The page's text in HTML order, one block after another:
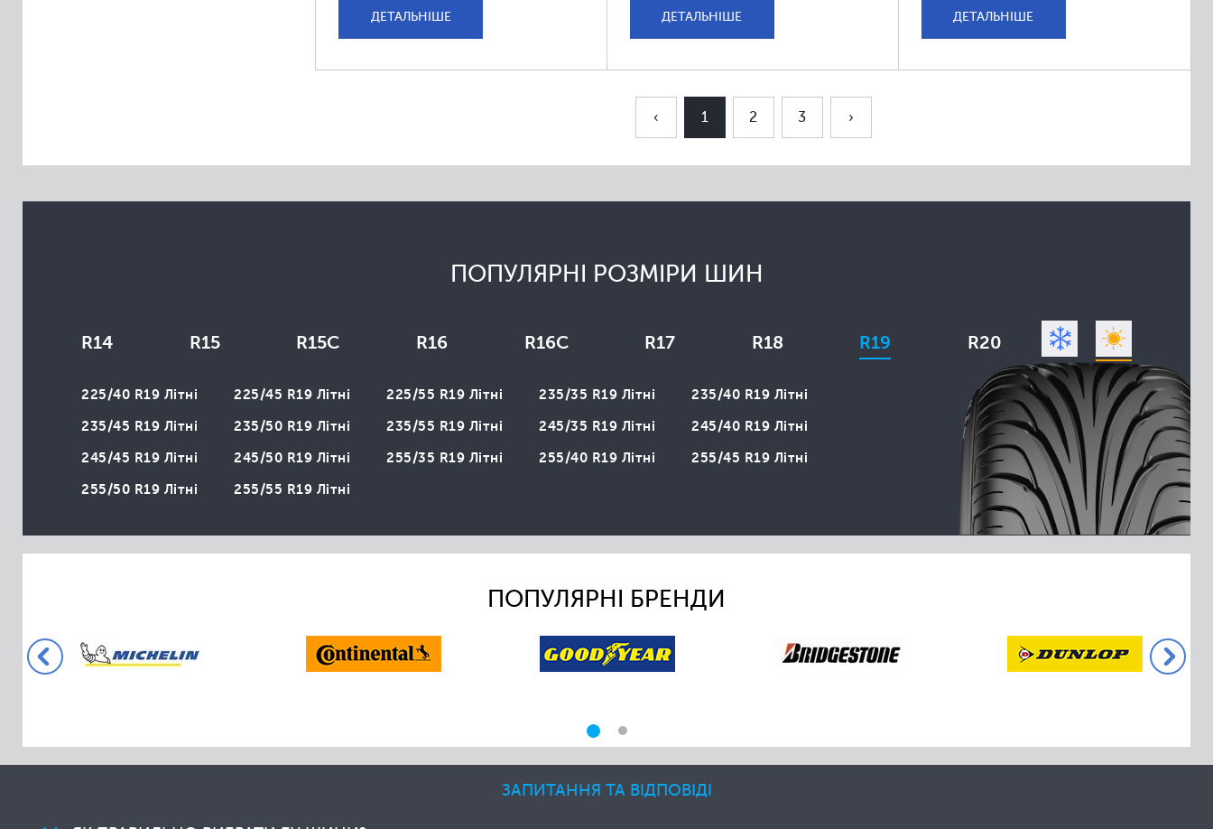
ЗАПИТАННЯ ТА ВІДПОВІДІ
Austone
Brasa
Champiro
Collins
Comforser
Compasal
Delinte
Diplomat
ДЕТАЛЬНІШЕ ДЕТАЛЬНІШЕ ДЕТАЛЬНІШЕ
‹ 1 2 3 ›
ПОПУЛЯРНІ РОЗМІРИ ШИН
R14 R15 R15C R16 R16C R17 R18 R19 R20
225/40 R19 Літні 225/45 R19 Літні 225/55 R19 Літні 235/35 R19 Літні
235/40 R19 Літні
235/45 R19 Літні
235/50 R19 Літні 235/55 R19 Літні 245/35 R19 Літні
245/40 R19 Літні
245/45 R19 Літні
245/50 R19 Літні 255/35 R19 Літні 255/40 R19 Літні
255/45 R19 Літні
255/50 R19 Літні
255/55 R19 Літні
ПОПУЛЯРНІ БРЕНДИ